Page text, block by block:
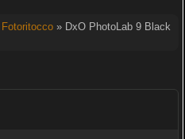
» DxO PhotoLab 9 Black